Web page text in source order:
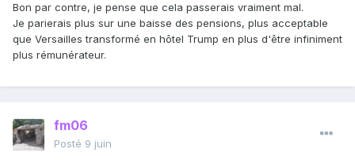
Bon par contre, je pense que cela passerais vraiment mal.
Je parierais plus sur une baisse des pensions, plus acceptable
que Versailles transformé en hôtel Trump en plus d'être infiniment
plus rémunérateur.
fm06
Posté 9 juin